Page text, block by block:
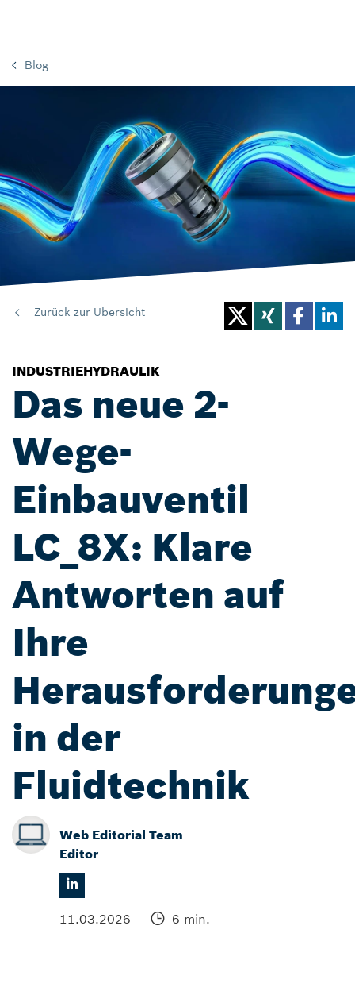
Blog
Zurück zur Übersicht
INDUSTRIEHYDRAULIK
Das neue 2-
Wege-
Einbauventil
LC_8X: Klare
Antworten auf
Ihre
in der
Fluidtechnik
Web Editorial Team
Editor
11.03.2026 6 min.